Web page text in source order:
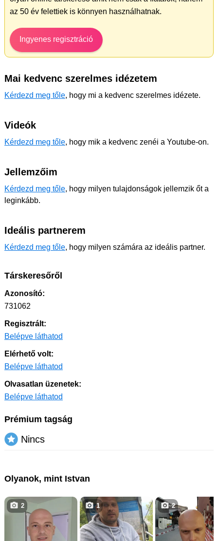
az 50 év felettiek is könnyen használhatnak.
Ingyenes regisztráció
Mai kedvenc szerelmes idézetem
Kérdezd meg tőle, hogy mi a kedvenc szerelmes idézete.
Videók
Kérdezd meg tőle, hogy mik a kedvenc zenéi a Youtube-on.
Jellemzőim
Kérdezd meg tőle, hogy milyen tulajdonságok jellemzik őt a
leginkább.
Ideális partnerem
Kérdezd meg tőle, hogy milyen számára az ideális partner.
Társkeresőről
Azonosító:
731062
Regisztrált:
Belépve láthatod
Elérhető volt:
Belépve láthatod
Olvasatlan üzenetek:
Belépve láthatod
Prémium tagság
Nincs
Olyanok, mint Istvan
2 1 2